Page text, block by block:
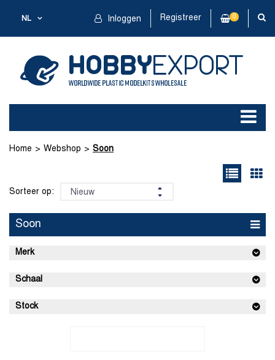
NL Inloggen Registreer 0
Home Webshop Soon
Sorteer op:
Soon
Merk
Schaal
Stock